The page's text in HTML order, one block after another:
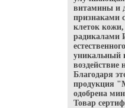
витамины и
признаками
клеток кожи,
радикалами
уникальный
Благодаря
продукция
одобрена
Товар